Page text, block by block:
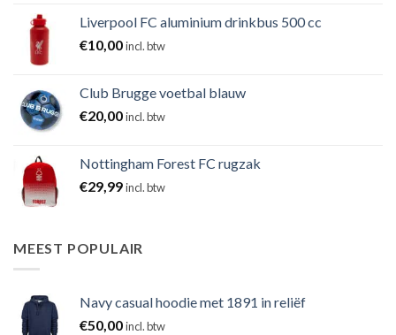
Liverpool FC aluminium drinkbus 500 cc
€10,00incl. btw
Club Brugge voetbal blauw
€20,00incl. btw
Nottingham Forest FC rugzak
€29,99incl. btw
MEEST POPULAIR
Navy casual hoodie met 1891 in reliëf
€50,00incl. btw